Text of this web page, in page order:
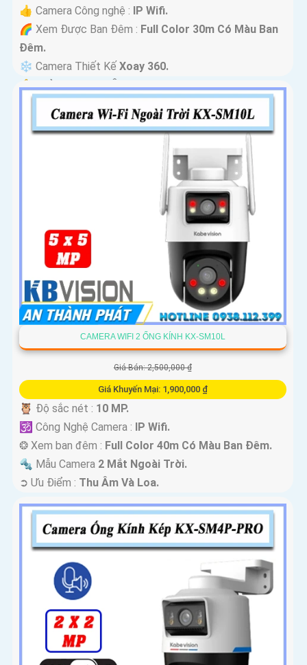
👍 Camera Công nghệ : IP Wifi.
🌈 Xem Được Ban Đêm : Full Color 30m Có Màu Ban
Ðêm.
❄ Camera Thiết Kế Xoay 360.
️🔔 Khả Năng :Thu Âm Và Loa.
CAMERA WIFI 2 ỐNG KÍNH KX-SM10L
Giá Bán: 2,500,000 ₫
Giá Khuyến Mại: 1,900,000 ₫
🦉 Độ sắc nét : 10 MP.
🕉️ Công Nghệ Camera : IP Wifi.
❂ Xem ban đêm : Full Color 40m Có Màu Ban Ðêm.
🔩 Mẫu Camera 2 Mắt Ngoài Trời.
️➲ Ưu Điểm : Thu Âm Và Loa.